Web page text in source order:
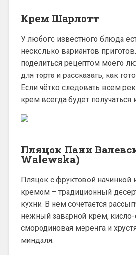
Крем Шарлотт
У любого известного блюда
несколько вариантов
поделиться рецептом моего
для торта и рассказать, как
Если чётко следовать всем
крем всегда будет
Пляцок Пани
Walewska)
Пляцок с фруктовой
кремом – традиционный
кухни. В нем сочетается
нежный заварной крем, кисло-
смородиновая меренга и
миндаля.